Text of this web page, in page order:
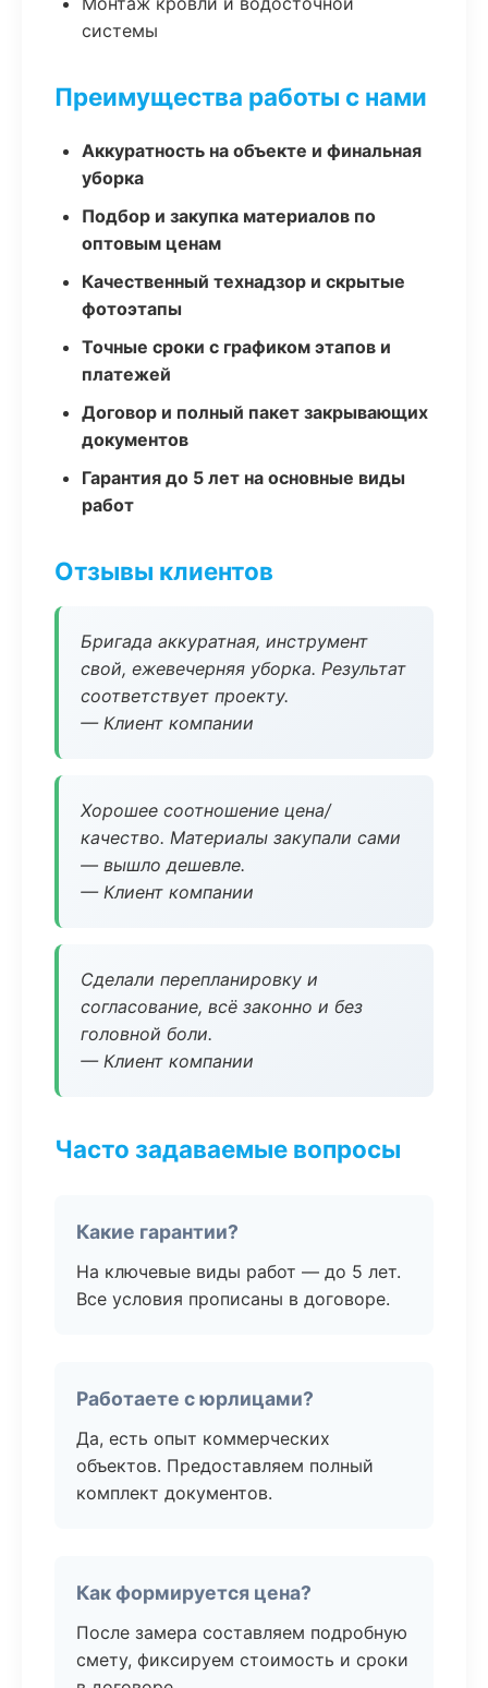
системы
Преимущества работы с нами
Аккуратность на объекте и финальная
уборка
Подбор и закупка материалов по
оптовым ценам
Качественный технадзор и скрытые
фотоэтапы
Точные сроки с графиком этапов и
платежей
Договор и полный пакет закрывающих
документов
Гарантия до 5 лет на основные виды
работ
Отзывы клиентов
Бригада аккуратная, инструмент
свой, ежевечерняя уборка. Результат
соответствует проекту.
— Клиент компании
Хорошее соотношение цена/
качество. Материалы закупали сами
— вышло дешевле.
— Клиент компании
Сделали перепланировку и
согласование, всё законно и без
головной боли.
— Клиент компании
Часто задаваемые вопросы
Какие гарантии?
На ключевые виды работ — до 5 лет.
Все условия прописаны в договоре.
Работаете с юрлицами?
Да, есть опыт коммерческих
объектов. Предоставляем полный
комплект документов.
Как формируется цена?
После замера составляем подробную
смету, фиксируем стоимость и сроки